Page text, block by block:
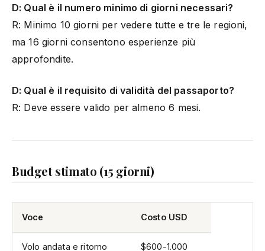
D: Qual è il numero minimo di giorni necessari?
R: Minimo 10 giorni per vedere tutte e tre le regioni,
ma 16 giorni consentono esperienze più
approfondite.
D: Qual è il requisito di validità del passaporto?
R: Deve essere valido per almeno 6 mesi.
Budget stimato (15 giorni)
Voce Costo USD
Volo andata e ritorno $600-1.000